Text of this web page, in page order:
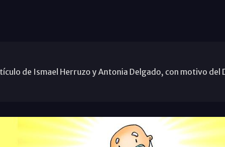
de Ismael Herruzo y Antonia Delgado, con motivo del